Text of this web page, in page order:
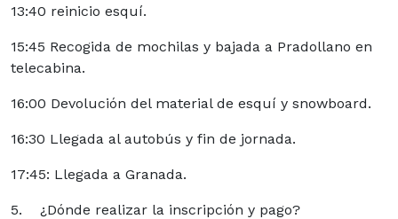
13:40 reinicio esquí.
15:45 Recogida de mochilas y bajada a Pradollano en
telecabina.
16:00 Devolución del material de esquí y snowboard.
16:30 Llegada al autobús y fin de jornada.
17:45: Llegada a Granada.
5. ¿Dónde realizar la inscripción y pago?